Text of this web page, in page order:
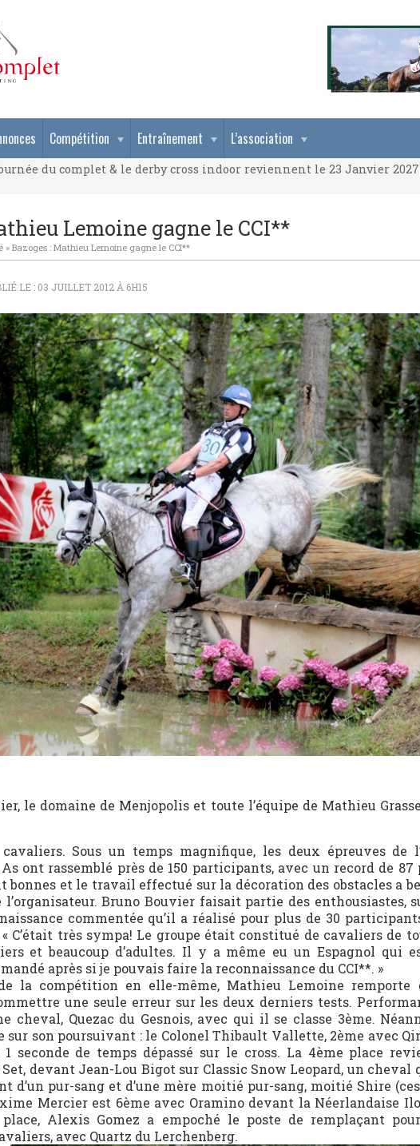
Compétition Entraînement
L’association
journée du complet & le derby cross indoor reviennent le 23 Janvier 2027 !
du complet & le derby cross indoor reviennent le 23 Janvier 2027
Lemoine gagne le CCI**
» Bazoges : Mathieu Lemoine gagne le CCI**
LE : 03 JUILLET 2012 À 6H15
le domaine de Menjopolis et toute l’équipe de Mathieu
cavaliers. Sous un temps magnifique, les deux épreuves de
ont rassemblé près de 150 participants, avec un record de 87
bonnes et le travail effectué sur la décoration des obstacles a
l’organisateur. Bruno Bouvier faisait partie des enthousiastes,
commentée qu’il a réalisé pour plus de 30
C’était très sympa! Le groupe était constitué de cavaliers de
et beaucoup d’adultes. Il y a même eu un Espagnol qui
après si je pouvais faire la reconnaissance du CCI**. »
la compétition en elle-même, Mathieu Lemoine remporte
une seule erreur sur les deux derniers tests.
cheval, Quezac du Gesnois, avec qui il se classe 3ème.
sur son poursuivant : le Colonel Thibault Vallette, 2ème avec
1 seconde de temps dépassé sur le cross. La 4ème place
Set, devant Jean-Lou Bigot sur Classic Snow Leopard, un
d’un pur-sang et d’une mère moitié pur-sang, moitié Shire
Mercier est 6ème avec Oramino devant la Néerlandaise
Alexis Gomez a empoché le poste de remplaçant
avec Quartz du Lerchenberg.